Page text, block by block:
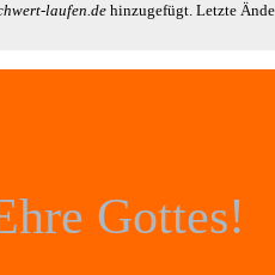
laufen.dehinzugefügt. Letzte
Gottes!